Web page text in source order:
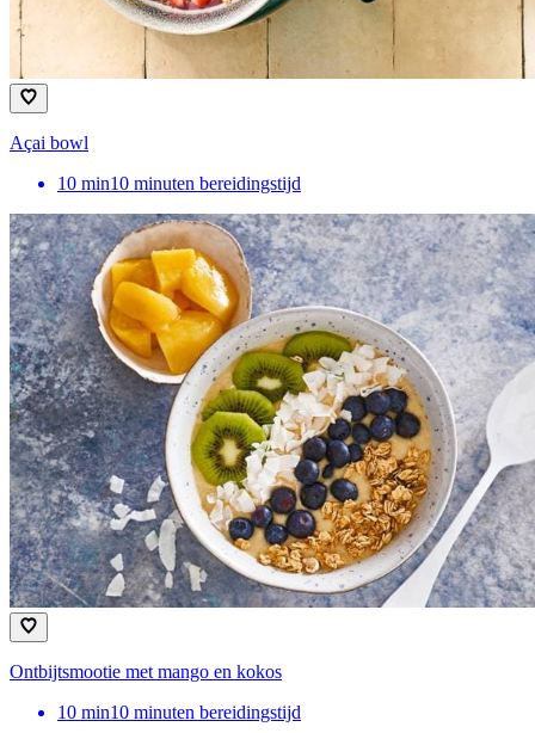
Açai bowl
10 min10 minuten bereidingstijd
Ontbijtsmootie met mango en kokos
10 min10 minuten bereidingstijd